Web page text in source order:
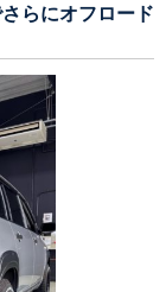
らにオフロード